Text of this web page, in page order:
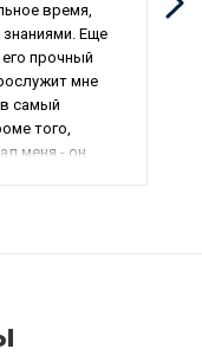
время,
Еще
прочный
мне
самый
того,
меня - он